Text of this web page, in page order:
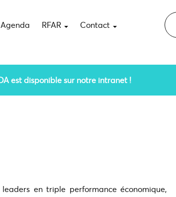
Agenda RFAR Contact
est disponible sur notre intranet !
en triple performance économique,